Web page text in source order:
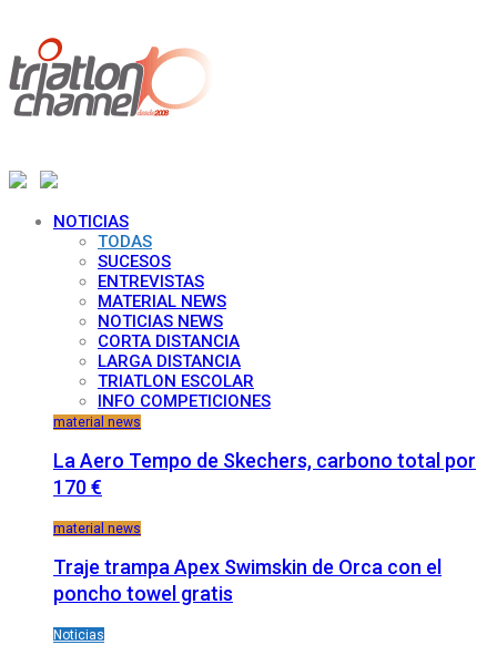
NOTICIAS
TODAS
SUCESOS
ENTREVISTAS
MATERIAL NEWS
NOTICIAS NEWS
CORTA DISTANCIA
LARGA DISTANCIA
TRIATLON ESCOLAR
INFO COMPETICIONES
material news
La Aero Tempo de Skechers, carbono total por
170 €
material news
Traje trampa Apex Swimskin de Orca con el
poncho towel gratis
Noticias